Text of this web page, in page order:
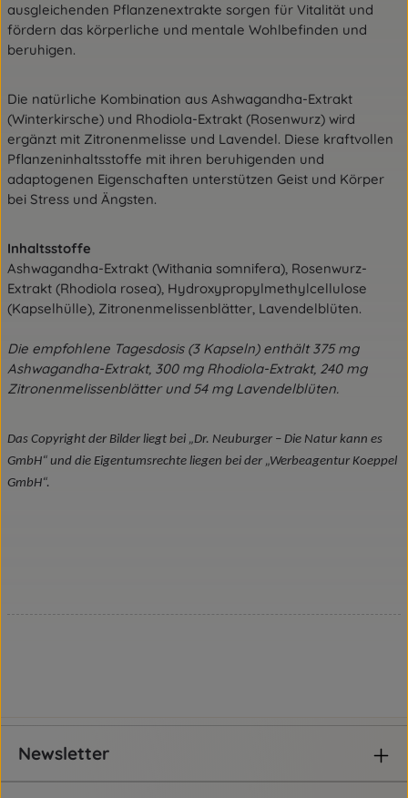
ausgleichenden Pflanzenextrakte sorgen für Vitalität und
fördern das körperliche und mentale Wohlbefinden und
beruhigen.
Die natürliche Kombination aus Ashwagandha-Extrakt
(Winterkirsche) und Rhodiola-Extrakt (Rosenwurz) wird
ergänzt mit Zitronenmelisse und Lavendel. Diese kraftvollen
Pflanzeninhaltsstoffe mit ihren beruhigenden und
adaptogenen Eigenschaften unterstützen Geist und Körper
bei Stress und Ängsten.
Inhaltsstoffe
Ashwagandha-Extrakt (Withania somnifera), Rosenwurz-
Extrakt (Rhodiola rosea), Hydroxypropylmethylcellulose
(Kapselhülle), Zitronenmelissenblätter, Lavendelblüten.
Die empfohlene Tagesdosis (3 Kapseln) enthält 375 mg
Ashwagandha-Extrakt, 300 mg Rhodiola-Extrakt, 240 mg
Zitronenmelissenblätter und 54 mg Lavendelblüten.
Das Copyright der Bilder liegt bei „Dr. Neuburger – Die Natur kann es
GmbH“ und die Eigentumsrechte liegen bei der „Werbeagentur Koeppel
GmbH“.
Newsletter